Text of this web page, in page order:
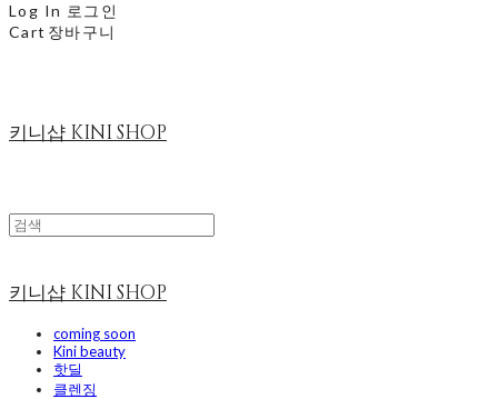
Log In 로그인
Cart 장바구니
키니샵 KINI SHOP
키니샵 KINI SHOP
coming soon
Kini beauty
핫딜
클렌징